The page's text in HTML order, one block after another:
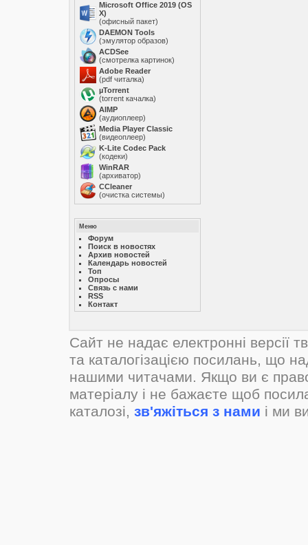
Microsoft Office 2019 (OS
X)
(офисный пакет)
DAEMON Tools
(эмулятор образов)
ACDSee
(смотрелка картинок)
Adobe Reader
(pdf читалка)
µTorrent
(torrent качалка)
AIMP
(аудиоплеер)
Media Player Classic
(видеоплеер)
K-Lite Codec Pack
(кодеки)
WinRAR
(архиватор)
ССleaner
(очистка системы)
Меню
Форум
Поиск в новостях
Архив новостей
Календарь новостей
Топ
Опросы
Связь с нами
RSS
Контакт
Сайт не надає електронні версії
та каталогізацією посилань, що
нашими читачами. Якщо ви є
матеріалу і не бажаєте щоб
каталозі, зв'яжіться з нами і ми